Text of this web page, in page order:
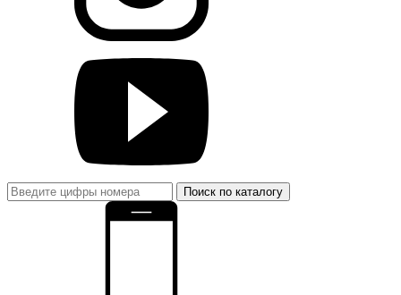
Поиск по каталогу